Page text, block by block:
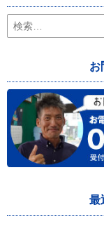
検
索:
お
最